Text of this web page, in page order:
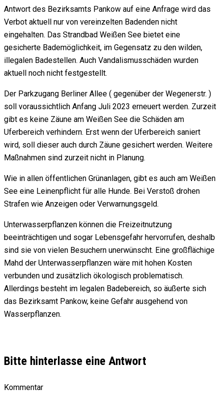
Antwort des Bezirksamts Pankow auf eine Anfrage wird das
Verbot aktuell nur von vereinzelten Badenden nicht
eingehalten. Das Strandbad Weißen See bietet eine
gesicherte Bademöglichkeit, im Gegensatz zu den wilden,
illegalen Badestellen. Auch Vandalismusschäden wurden
aktuell noch nicht festgestellt.
Der Parkzugang Berliner Allee ( gegenüber der Wegenerstr. )
soll voraussichtlich Anfang Juli 2023 erneuert werden. Zurzeit
gibt es keine Zäune am Weißen See die Schäden am
Uferbereich verhindern. Erst wenn der Uferbereich saniert
wird, soll dieser auch durch Zäune gesichert werden. Weitere
Maßnahmen sind zurzeit nicht in Planung.
Wie in allen öffentlichen Grünanlagen, gibt es auch am Weißen
See eine Leinenpflicht für alle Hunde. Bei Verstoß drohen
Strafen wie Anzeigen oder Verwarnungsgeld.
Unterwasserpflanzen können die Freizeitnutzung
beeinträchtigen und sogar Lebensgefahr hervorrufen, deshalb
sind sie von vielen Besuchern unerwünscht. Eine großflächige
Mahd der Unterwasserpflanzen wäre mit hohen Kosten
verbunden und zusätzlich ökologisch problematisch.
Allerdings besteht im legalen Badebereich, so äußerte sich
das Bezirksamt Pankow, keine Gefahr ausgehend von
Wasserpflanzen.
Bitte hinterlasse eine Antwort
Kommentar